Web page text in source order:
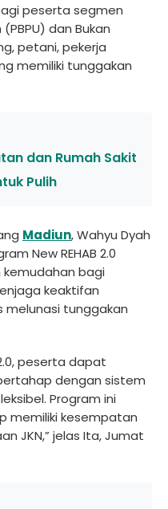
peserta segmen
dan Bukan
petani, pekerja
memiliki tunggakan
dan Rumah Sakit
Pulih
Madiun, Wahyu Dyah
New REHAB 2.0
bagi
keaktifan
melunasi tunggakan
peserta dapat
dengan sistem
Program ini
memiliki kesempatan
JKN,” jelas Ita, Jumat